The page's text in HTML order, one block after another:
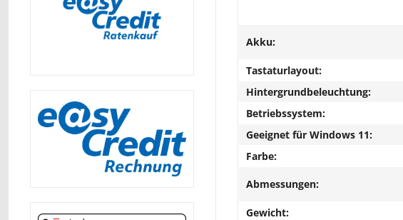
Akku:
Tastaturlayout:
Hintergrundbeleuchtung:
Betriebssystem:
Geeignet für Windows 11:
Farbe:
Abmessungen:
Gewicht: